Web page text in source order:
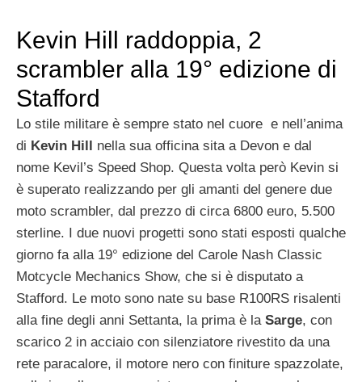
Kevin Hill raddoppia, 2
scrambler alla 19° edizione di
Stafford
Lo stile militare è sempre stato nel cuore e nell’anima
di Kevin Hill nella sua officina sita a Devon e dal
nome Kevil’s Speed Shop. Questa volta però Kevin si
è superato realizzando per gli amanti del genere due
moto scrambler, dal prezzo di circa 6800 euro, 5.500
sterline. I due nuovi progetti sono stati esposti qualche
giorno fa alla 19° edizione del Carole Nash Classic
Motcycle Mechanics Show, che si è disputato a
Stafford. Le moto sono nate su base R100RS risalenti
alla fine degli anni Settanta, la prima è la Sarge, con
scarico 2 in acciaio con silenziatore rivestito da una
rete paracalore, il motore nero con finiture spazzolate,